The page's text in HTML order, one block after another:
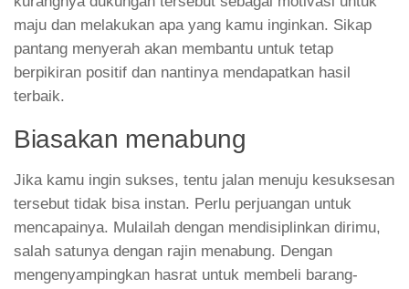
Biasakan menabung
Jika kamu ingin sukses, tentu jalan menuju kesuksesan
tersebut tidak bisa instan. Perlu perjuangan untuk
mencapainya. Mulailah dengan mendisiplinkan dirimu,
mengenyampingkan hasrat untuk membeli barang-
barang baru yang sebenarnya tidak terlalu dibutuhkan,
kamu dapat lebih baik mengatur finansial. Menurut
perencana keuangan Safir Senduk dalam
Liputan6.com
, menabung adalah satu trik mudah
untuk cepat kaya.